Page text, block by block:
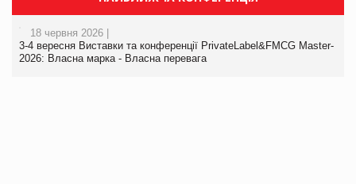
18 червня 2026 |
3-4 вересня Виставки та конференції PrivateLabel&FMCG Master-
2026: Власна марка - Власна перевага